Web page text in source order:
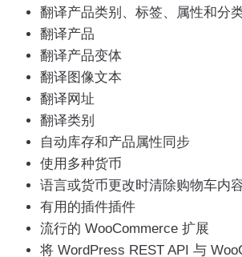
翻译产品类别、标签、属性和分
翻译产品
翻译产品变体
翻译图像文本
翻译网址
翻译类别
自动库存和产品属性同步
使用多种货币
语言或货币更改时清除购物车内
有用的插件插件
流行的 WooCommerce 扩展
将 WordPress REST API 与